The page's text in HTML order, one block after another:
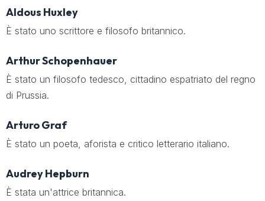
Aldous Huxley
È stato uno scrittore e filosofo britannico.
Arthur Schopenhauer
È stato un filosofo tedesco, cittadino espatriato del regno
di Prussia.
Arturo Graf
È stato un poeta, aforista e critico letterario italiano.
Audrey Hepburn
È stata un'attrice britannica.